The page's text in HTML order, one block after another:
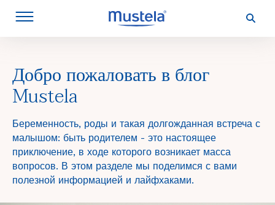
Добро пожаловать в блог
Mustela
Беременность, роды и такая долгожданная встреча с
малышом: быть родителем - это настоящее
приключение, в ходе которого возникает масса
вопросов. В этом разделе мы поделимся с вами
полезной информацией и лайфхаками.